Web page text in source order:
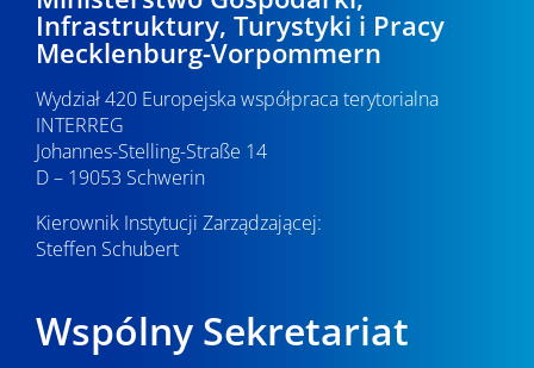
Infrastruktury, Turystyki i Pracy
Mecklenburg-Vorpommern
Wydział 420 Europejska współpraca terytorialna
INTERREG
Johannes-Stelling-Straße 14
D – 19053 Schwerin
Kierownik Instytucji Zarządzającej:
Steffen Schubert
Wspólny Sekretariat